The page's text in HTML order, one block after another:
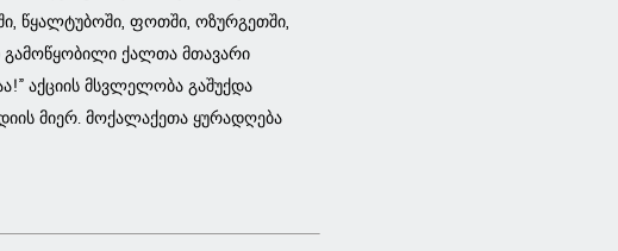
წყალტუბოში, ფოთში, ოზურგეთში,
გამოწყობილი ქალთა მთავარი
აქციის მსვლელობა გაშუქდა
მიერ. მოქალაქეთა ყურადღება